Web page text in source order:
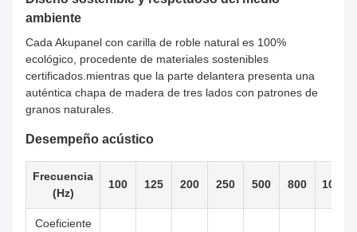
ambiente
Cada Akupanel con carilla de roble natural es 100%
ecológico, procedente de materiales sostenibles
certificados.mientras que la parte delantera presenta una
auténtica chapa de madera de tres lados con patrones de
granos naturales.
Desempeño acústico
Frecuencia
(Hz)
100 125 200 250 500 800 1000
Coeficiente